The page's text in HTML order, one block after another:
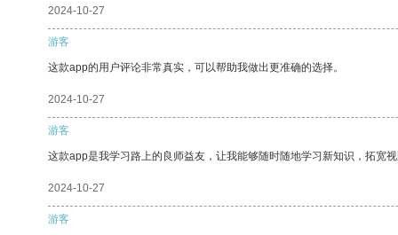
2024-10-27
游客
这款app的用户评论非常真实，可以帮助我做出更准确的选择。
2024-10-27
游客
这款app是我学习路上的良师益友，让我能够随时随地学习新知识，拓宽
2024-10-27
游客